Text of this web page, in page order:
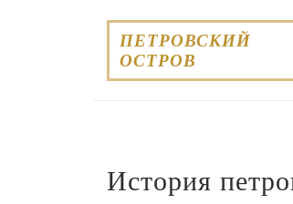
ПЕТРОВСКИЙ
ОСТРОВ
История